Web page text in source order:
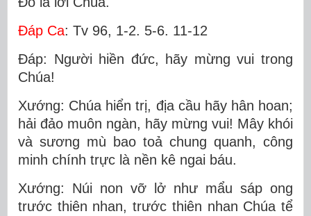
Ðáp Ca: Tv 96, 1-2. 5-6. 11-12
Ðáp: Người hiền đức, hãy mừng vui trong
Chúa!
Xướng: Chúa hiển trị, địa cầu hãy hân hoan;
hải đảo muôn ngàn, hãy mừng vui! Mây khói
và sương mù bao toả chung quanh, công
minh chính trực là nền kê ngai báu.
Xướng: Núi non vỡ lở như mẩu sáp ong
trước thiên nhan, trước thiên nhan Chúa tể